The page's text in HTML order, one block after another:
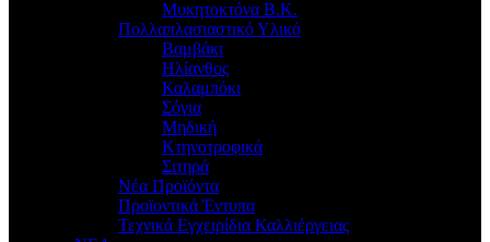
Μυκητοκτόνα Β.Κ.
Πολλαπλασιαστικό Υλικό
Βαμβάκι
Ηλίανθος
Καλαμπόκι
Σόγια
Μηδική
Κτηνοτροφικά
Σιτηρά
Νέα Προϊόντα
Προϊοντικά Έντυπα
Τεχνικά Εγχειρίδια Καλλιέργειας